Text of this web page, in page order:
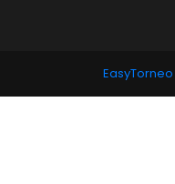
EasyTorneo